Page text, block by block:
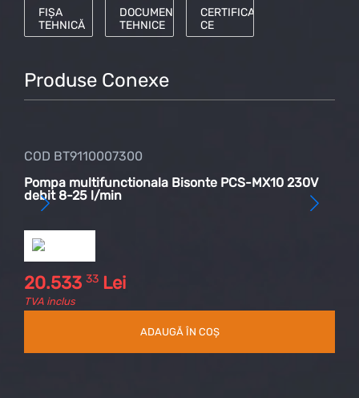
FIȘA
TEHNICĂ
DOCUMENTE
TEHNICE
CERTIFICAT
CE
Produse Conexe
COD BT9110007300
Pompa multifunctionala Bisonte PCS-MX10 230V
debit 8-25 l/min
20.533 33 Lei
TVA inclus
ADAUGĂ ÎN COȘ